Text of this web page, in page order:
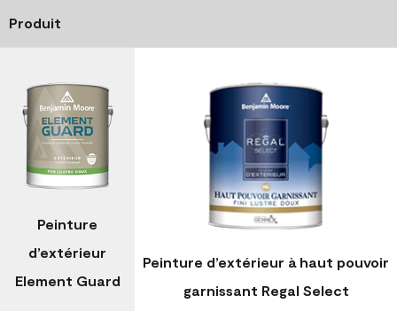
Produit
Peinture
d’extérieur
Element Guard
Peinture d’extérieur à haut pouvoir
garnissant Regal Select